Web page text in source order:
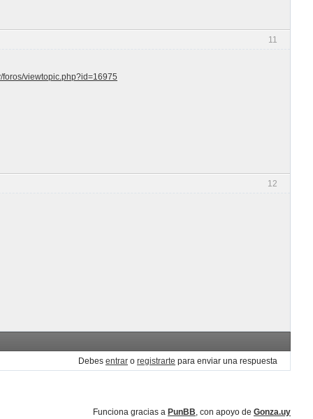
11
foros/viewtopic.php?id=16975
12
Debes entrar o registrarte para enviar una respuesta
Funciona gracias a PunBB , con apoyo de Gonza.uy